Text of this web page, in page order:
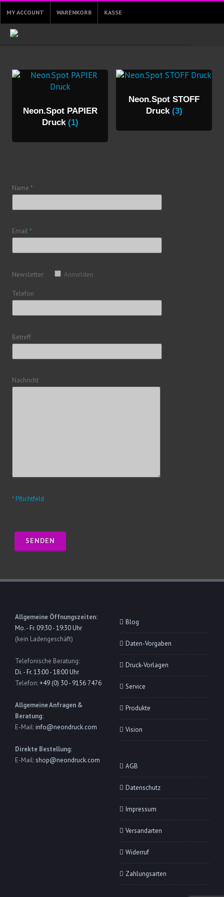
MY ACCOUNT WARENKORB KASSE
Neon.Spot PAPIER
Druck (1)
Neon.Spot STOFF
Druck (3)
Name *
Email *
Newsletter: Anmelden
Telefon
Betreff
Nachricht
* Pflichtfeld
Allgemeine Öffnungszeiten:
Mo. - Fr. 09:30 - 19:30 Uhr
(kein Ladengeschäft)
Telefonische Beratung:
Di. - Fr. 13:00 - 18:00 Uhr
Telefon:+49 (0) 30 - 9156 7476
Allgemeine Anfragen &
Beratung:
E-Mail:info@neondruck.com
Direkte Bestellung:
E-Mail:shop@neondruck.com
Blog
Daten-Vorgaben
Druck-Vorlagen
Service
Produkte
Vision
AGB
Datenschutz
Impressum
Versandarten
Widerruf
Zahlungsarten